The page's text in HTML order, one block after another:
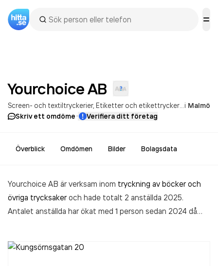
YourchoiceAB
Screen- och textiltryckerier Etiketter och etikettryckerier i Malmö
Skriv ett omdöme· Verifiera ditt företag
Överblick Omdömen Bilder Bolagsdata
Yourchoice AB är verksam inom tryckning av böcker och
övriga trycksakeroch hade totalt 2 anställda 2025.
Antalet anställda har ökat med 1 person sedan 2024 då
omsatte 3 023 000,00 kr